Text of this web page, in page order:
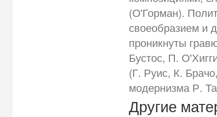
(О'Горман).
своеобразием и
проникнуты
Бустос, П.
(Г. Руис, К.
модернизма Р.
Другие